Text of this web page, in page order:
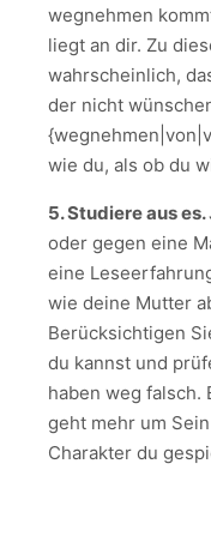
wegnehmen
liegt an dir. Zu
wahrscheinlich,
der nicht
wie du, als ob du
5. Studiere aus es.
oder gegen eine
eine
wie deine Mutter
Berücksichtigen
du kannst und
haben weg falsch.
geht mehr um
Charakter du